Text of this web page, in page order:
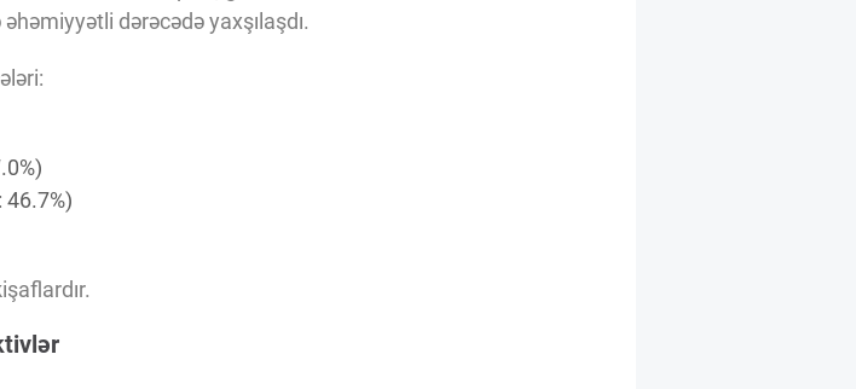
dərəcədə yaxşılaşdı.